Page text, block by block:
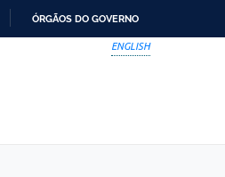
ÓRGÃOS DO GOVERNO
ENGLISH